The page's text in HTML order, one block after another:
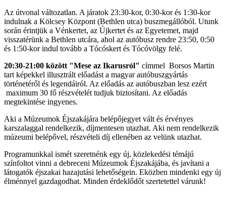
Az útvonal változatlan. A járatok 23:30-kor, 0:30-kor és 1:30-kor
indulnak a Kölcsey Központ (Bethlen utca) buszmegállóból. Utunk
során érintjük a Vénkertet, az Újkertet és az Egyetemet, majd
visszatérünk a Bethlen utcára, ahol az autóbusz rendre 23:50, 0:50
és 1:50-kor indul tovább a Tócóskert és Tócóvölgy felé.
20:30-21:00 között "Mese az Ikarusról" címmel Borsos Martin
tart képekkel illusztrált előadást a magyar autóbuszgyártás
történetéről és legendáiról. Az előadás az autóbuszban lesz ezért
maximum 30 fő részvételét tudjuk biztosítani. Az előadás
megtekintése ingyenes.
Aki a Múzeumok Éjszakájára belépőjegyet vált és érvényes
karszalaggal rendelkezik, díjmentesen utazhat. Aki nem rendelkezik
múzeumi belépővel, részvételi díj ellenében az velünk utazhat.
Programunkkal ismét szeretnénk egy új, közlekedési témájú
színfoltot vinni a debreceni Múzeumok Éjszakájába, és javítani a
látogatók éjszakai hazajutási lehetőségein. Eközben mindenki egy új
élménnyel gazdagodhat. Minden érdeklődőt szertetettel várunk!